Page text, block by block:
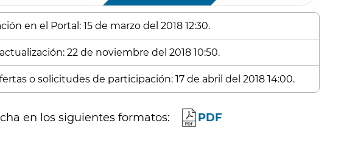
en el Portal: 15 de marzo del 2018 12:30.
22 de noviembre del 2018 10:50.
o solicitudes de participación: 17 de abril del 2018 14:00.
en los siguientes formatos: PDF